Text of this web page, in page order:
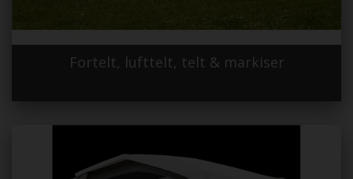
Fortelt, lufttelt, telt & markiser